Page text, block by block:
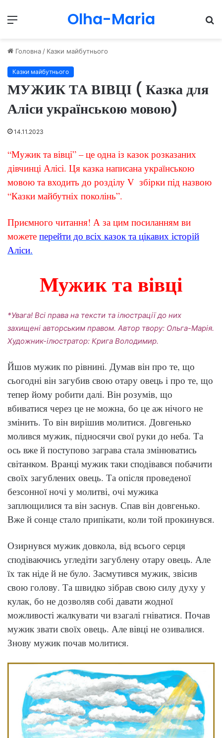
Menu Olha-Maria
Головна / Казки майбутнього
Казки майбутнього
МУЖИК ТА ВІВЦІ ( Казка для
Аліси українською мовою)
14.11.2023
“Мужик та вівці” – це одна із казок розказаних
дівчинці Алісі. Ця казка написана українською
мовою та входить до розділу V збірки під назвою
“Казки майбутніх поколінь”.
Приємного читання! А за цим посиланням ви
можете перейти до всіх казок та цікавих історій
Аліси.
Мужик та вівці
*Увага! Всі права на тексти та ілюстрації до них
захищені авторським правом. Автор твору: Ольга-Марія.
Художник-ілюстратор: Крига Володимир.
Йшов мужик по рівнині. Думав він про те, що
сьогодні він загубив свою отару овець і про те, що
тепер йому робити далі. Він розумів, що
вбиватися через це не можна, бо це аж нічого не
змінить. То він вирішив молитися. Довгенько
молився мужик, підносячи свої руки до неба. Та
ось вже й поступово заграва стала змінюватись
світанком. Вранці мужик таки сподівався побачити
своїх загублених овець. Та опісля проведеної
безсонної ночі у молитві, очі мужика
заплющилися та він заснув. Спав він довгенько.
Вже й сонце стало припікати, коли той прокинувся.
Озирнувся мужик довкола, від всього серця
сподіваючись угледіти загублену отару овець. Але
їх так ніде й не було. Засмутився мужик, звісив
свою голову. Та швидко зібрав свою силу духу у
кулак, бо не дозволяв собі давати жодної
можливості жалкувати чи взагалі гніватися. Почав
мужик звати своїх овець. Але вівці не озивалися.
Знову мужик почав молитися.